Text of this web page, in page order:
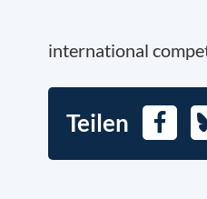
international
Teilen